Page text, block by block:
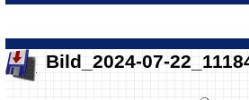
Bild_2024-07-